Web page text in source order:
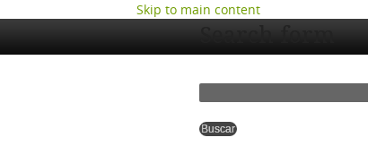
Skip to main content
Search form